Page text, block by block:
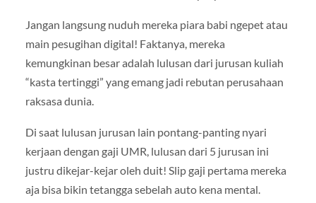
Jangan langsung nuduh mereka piara babi ngepet atau
main pesugihan digital! Faktanya, mereka
kemungkinan besar adalah lulusan dari jurusan kuliah
“kasta tertinggi” yang emang jadi rebutan perusahaan
raksasa dunia.
Di saat lulusan jurusan lain pontang-panting nyari
kerjaan dengan gaji UMR, lulusan dari 5 jurusan ini
justru dikejar-kejar oleh duit! Slip gaji pertama mereka
aja bisa bikin tetangga sebelah auto kena mental.